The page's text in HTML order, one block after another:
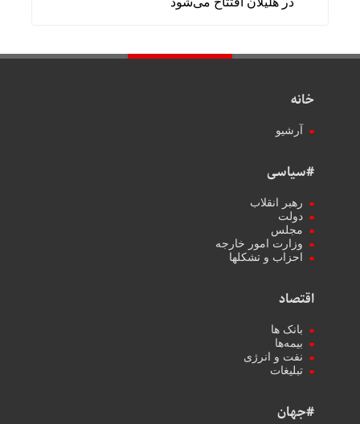
خانه
آرشیو
#سیاسی
رهبر انقلاب
دولت
مجلس
وزارت امور خارجه
احزاب و تشکلها
اقتصاد
بانک ها
بیمه‌ها
نفت و انرژی
تبلیغات
#جهان